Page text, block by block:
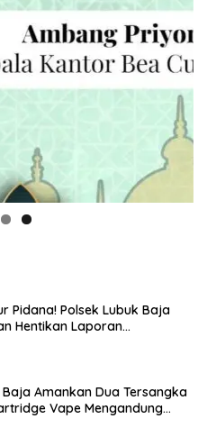
Pidana! Polsek Lubuk Baja
Hentikan Laporan
Baja Amankan Dua Tersangka
Vape Mengandung